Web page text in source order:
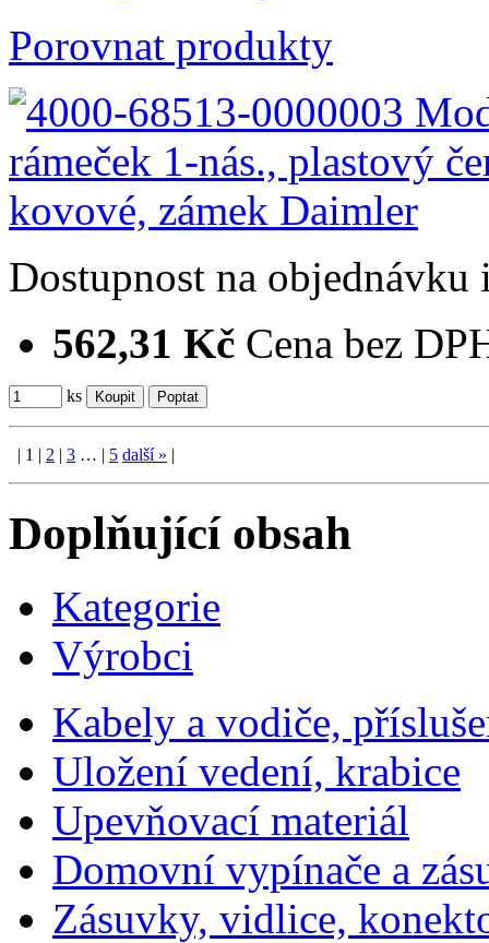
Porovnat produkty
Dostupnost na objednávku
562,31 Kč Cena bez
ks
| 1 | 2 | 3 … | 5 další» |
Doplňující obsah
Kategorie
Výrobci
Kabely a vodiče,
Uložení vedení, krabice
Upevňovací materiál
Domovní vypínače a
Zásuvky, vidlice,